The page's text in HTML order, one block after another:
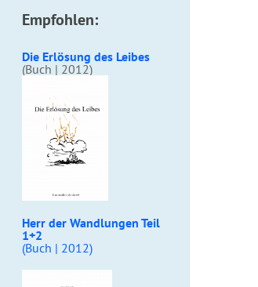
Empfohlen:
Die Erlösung des Leibes
(Buch | 2012)
Herr derWandlungen Teil
1+2
(Buch | 2012)